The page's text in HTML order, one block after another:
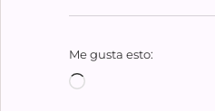
Me gusta esto:
Cargando...